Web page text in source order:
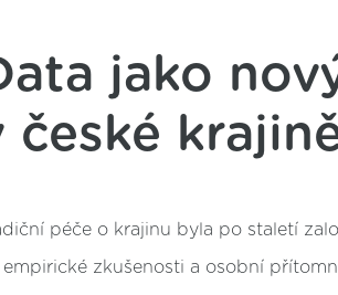
jako
české
péče o krajinu byla po staletí
empirické zkušenosti a osobní